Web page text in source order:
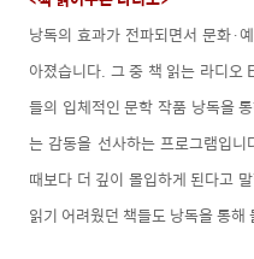
낭독의 효과가 전파되면서 문화·
아졌습니다. 그 중 책 읽는 라디오
들의 입체적인 문학 작품 낭독을
는 감동을 선사하는 프로그램입
때보다 더 깊이 몰입하게 된다고
읽기 어려웠던 책들도 낭독을 통